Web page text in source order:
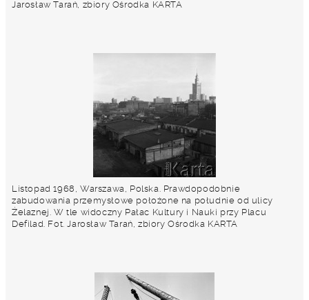
Jarosław Tarań, zbiory Ośrodka KARTA
Listopad 1968, Warszawa, Polska. Prawdopodobnie
zabudowania przemysłowe położone na południe od ulicy
Żelaznej. W tle widoczny Pałac Kultury i Nauki przy Placu
Defilad. Fot. Jarosław Tarań, zbiory Ośrodka KARTA